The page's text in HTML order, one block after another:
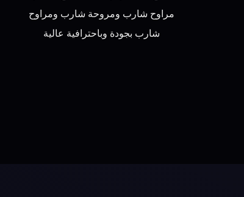
مراوح شارب ومروحة شارب ومراوح
شارب بجودة وباحترافية عالية